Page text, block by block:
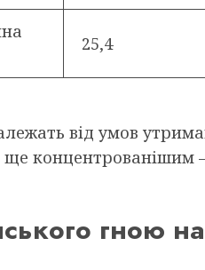
25,4
від умов
ще
гною